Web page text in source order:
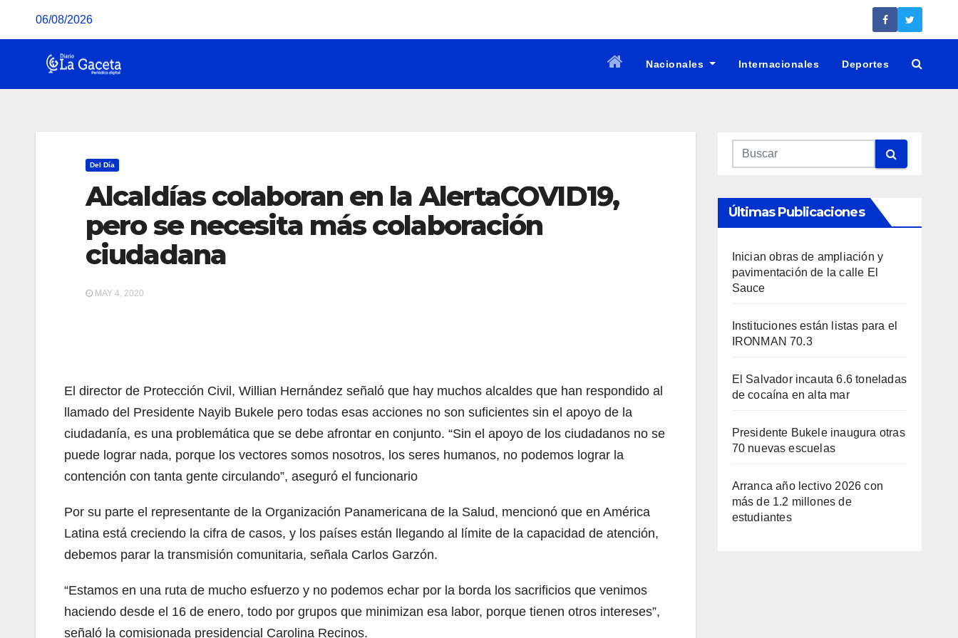
06/08/2026
Nacionales Internacionales Deportes
Del Día
Alcaldías colaboran en la AlertaCOVID19,
pero se necesita más colaboración
ciudadana
MAY 4, 2020
El director de Protección Civil, Willian Hernández señaló que hay muchos alcaldes que han respondido al
llamado del Presidente Nayib Bukele pero todas esas acciones no son suficientes sin el apoyo de la
ciudadanía, es una problemática que se debe afrontar en conjunto. “Sin el apoyo de los ciudadanos no se
puede lograr nada, porque los vectores somos nosotros, los seres humanos, no podemos lograr la
contención con tanta gente circulando”, aseguró el funcionario
Por su parte el representante de la Organización Panamericana de la Salud, mencionó que en América
Latina está creciendo la cifra de casos, y los países están llegando al límite de la capacidad de atención,
debemos parar la transmisión comunitaria, señala Carlos Garzón.
“Estamos en una ruta de mucho esfuerzo y no podemos echar por la borda los sacrificios que venimos
haciendo desde el 16 de enero, todo por grupos que minimizan esa labor, porque tienen otros intereses”,
señaló la comisionada presidencial Carolina Recinos.
Últimas Publicaciones
Inician obras de ampliación y
pavimentación de la calle El
Sauce
Instituciones están listas para el
IRONMAN 70.3
El Salvador incauta 6.6 toneladas
de cocaína en alta mar
Presidente Bukele inaugura otras
70 nuevas escuelas
Arranca año lectivo 2026 con
más de 1.2 millones de
estudiantes